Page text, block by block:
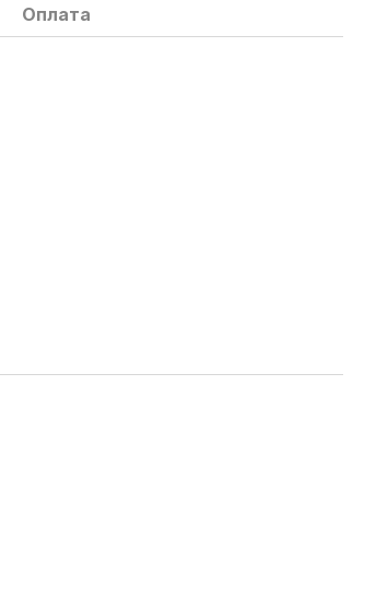
Оплата